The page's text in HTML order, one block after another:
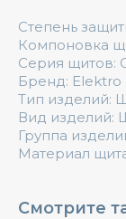
Степень
Компоновка
Серия щитов:
Бренд: Elektro
Тип изделий:
Вид изделий:
Группа
Материал
Смотрите